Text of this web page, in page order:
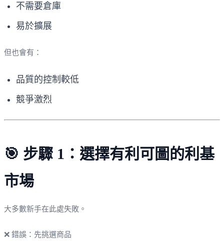
不需要倉庫
易於擴展
但也會有：
品質的控制較低
競爭激烈
🎯 步驟 1：選擇有利可圖的利基
市場
大多數新手在此處失敗。
❌ 錯誤：先挑選商品